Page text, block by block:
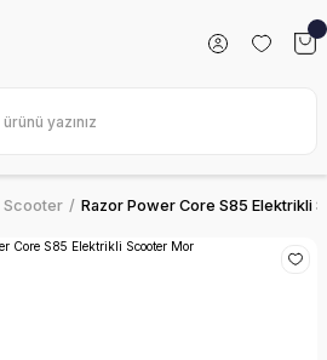
Scooter Razor Power Core S85 Elektrikli